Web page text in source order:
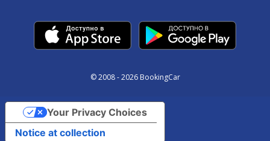
© 2008 - 2026 BookingCar
Notice at collection
Your Privacy Choices